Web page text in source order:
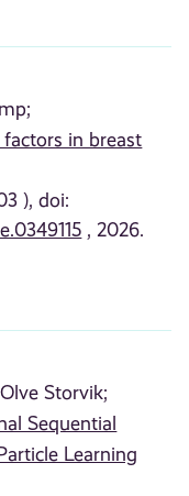
in breast
), doi:
, 2026.
Storvik;
Sequential
Learning